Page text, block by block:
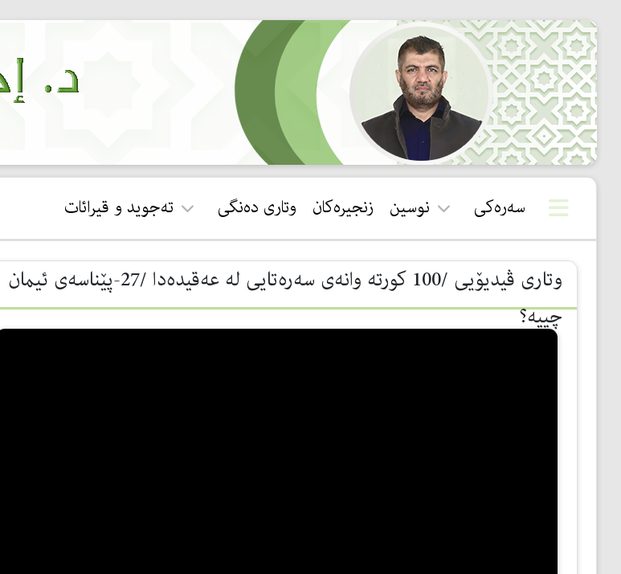
سەرەکی نوسین
قورئان
سوننەت
زنجیرەکان وتاری دەنگی تەجوید و قیرائات
ئجازەی قورئان خوێندن
جوان خوێندنەوەی سوڕەتی
فاتیحە
وتاری ڤیدیۆیی /100 کورتە وانەی سەرەتایی لە عەقیدەدا /27-پێناسەی ئیمان
چییە؟